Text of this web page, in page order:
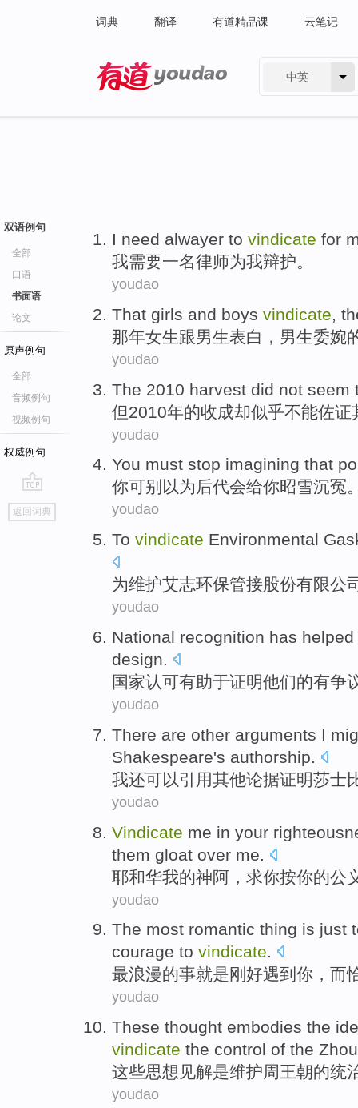
词典 翻译 有道精品课 云笔记
中英
双语例句
全部
口语
书面语
论文
原声例句
全部
音频例句
视频例句
权威例句
go
top
返回词典
I need alwayer to vindicate for
我需要一名律师为我辩护。
youdao
That girls and boys vindicate,
那年女生跟男生表白 ，男生委婉
youdao
The 2010 harvest did not seem
但2010年的收成却似乎不能佐证
youdao
You must stop imagining that
你可别 以为 后代会给你昭雪沉冤
youdao
To vindicate Environmental
为维护艾志环保管接股份有限公
youdao
National recognition has helped
design.
国家认可有助于证明他们的有争
youdao
There are other arguments I
Shakespeare's authorship.
我还可以引用其他论据证明莎士
youdao
Vindicate me in your
them gloat over me.
耶和华我的神阿 ，求你按你的公
youdao
The most romantic thing is just
courage to vindicate.
最浪漫的事就是刚好遇到 你 ， 而
youdao
These thought embodies the
vindicate the control of the Zhou
这些思想 见解是维护周王朝的统
youdao